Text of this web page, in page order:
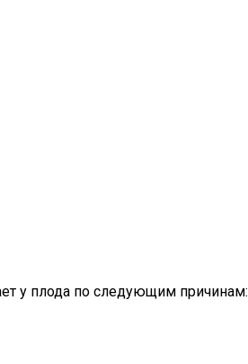
у плода по следующим причинам: